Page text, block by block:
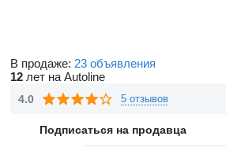
В продаже: 23 объявления
12 лет на Autoline
4.0 5 отзывов
Подписаться на продавца